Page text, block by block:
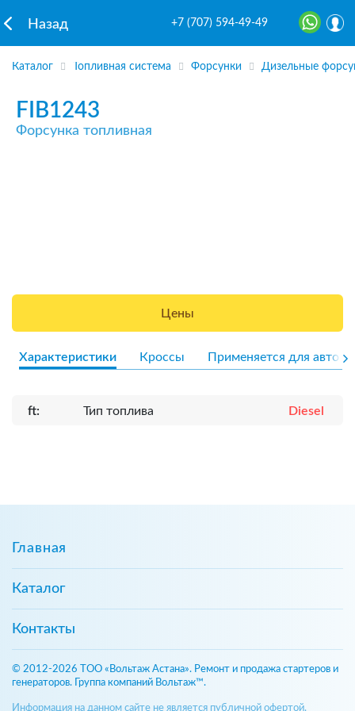
Назад +7 (707) 594-49-49
Каталог Топливная система Форсунки Дизельные
FIB1243
Форсунка топливная
Цены
Характеристики Кроссы Применяется для авто
ft: Тип топлива Diesel
Главная
Каталог
Контакты
© 2012-2026 ТОО «Вольтаж Астана». Ремонт и продажа стартеров и
генераторов. Группа компаний Вольтаж™.
Информация на данном сайте не является публичной офертой,